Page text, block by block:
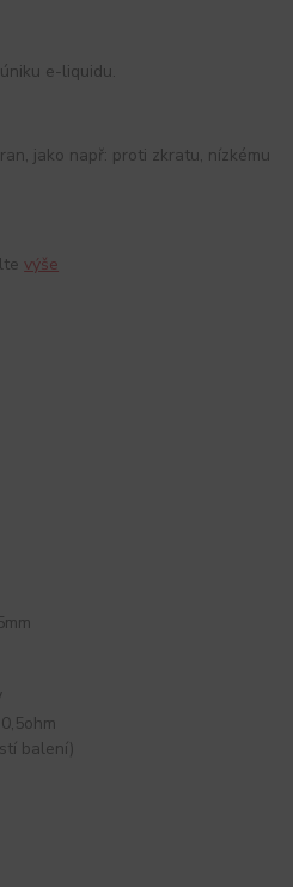
e-liquidu.
jako např: proti zkratu, nízkému
výše
balení)